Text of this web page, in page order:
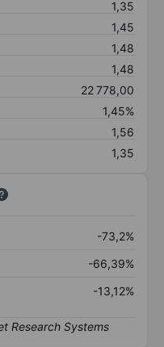
1,35
1,45
1,48
1,48
22 778,00
1,45%
1,56
1,35
-73,2%
-66,39%
-13,12%